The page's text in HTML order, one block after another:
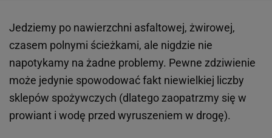
Jedziemy po nawierzchni asfaltowej, żwirowej,
czasem polnymi ścieżkami, ale nigdzie nie
napotykamy na żadne problemy. Pewne zdziwienie
może jedynie spowodować fakt niewielkiej liczby
sklepów spożywczych (dlatego zaopatrzmy się w
prowiant i wodę przed wyruszeniem w drogę).